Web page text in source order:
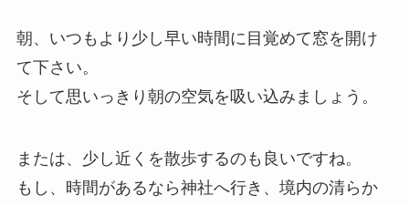
朝、いつもより少し早い時間に目覚めて窓を開け
て下さい。
そして思いっきり朝の空気を吸い込みましょう。
または、少し近くを散歩するのも良いですね。
もし、時間があるなら神社へ行き、境内の清らか